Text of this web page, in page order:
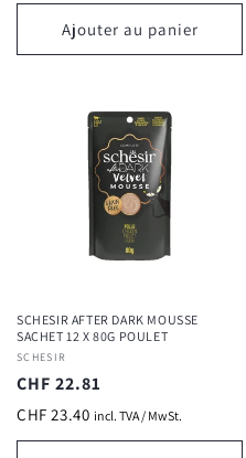
Ajouter au panier
SCHESIR AFTER DARK MOUSSE
SACHET 12 X 80G POULET
Fournisseur :
SCHESIR
Prix
habituel
CHF 22.81
CHF 23.40 incl. TVA / MwSt.